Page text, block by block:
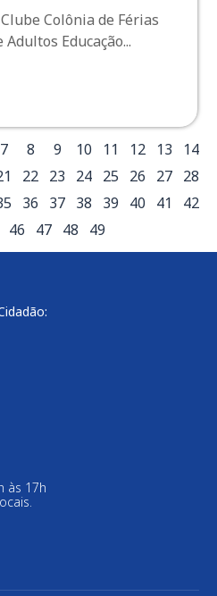
Colônia de Férias
Adultos Educação...
7 8 9 10 11 12 13
14
22 23 24 25 26 27 28
36 37 38 39 40 41
42
46 47 48 49
às 17h